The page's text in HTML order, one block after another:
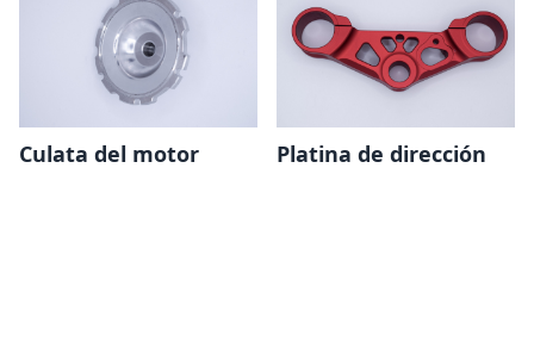
Culata del motor Platina de dirección